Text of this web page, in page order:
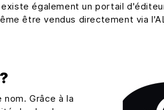
également un portail
être vendus directement via
Grâce à la